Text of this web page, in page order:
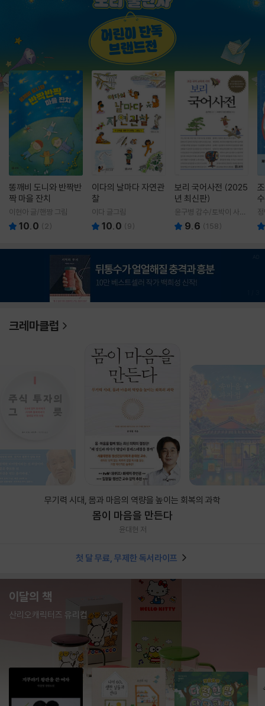
똥깨비 도니와 반짝반
짝 마을 잔치
이현아 글/핸짱 그림
10.0 ( 2)
이다의 날마다 자연관
찰
이다 글그림
10.0 (9)
보리 국어사전 (2025
년 최신판)
윤구병 감수/토박이 사전
편찬실 편
9.6 (158)
크레마클럽
무기력 시대, 몸과 마음의 역량을 높이는 회복의 과학
몸이 마음을 만든다
윤대현 저
첫 달 무료, 무제한 독서라이프
이달의 책
산리오캐릭터즈 유리컵